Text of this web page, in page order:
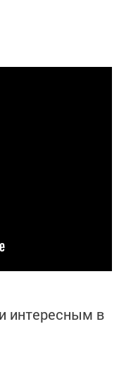
интересным в